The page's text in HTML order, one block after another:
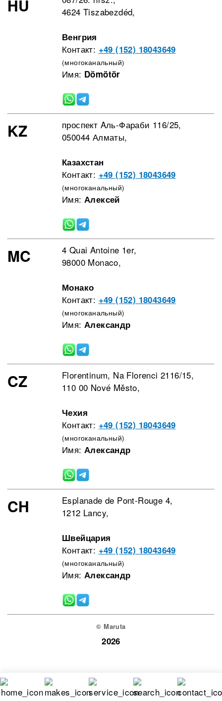
HU
4624 Tiszabezdéd,
Венгрия
Контакт: +49 (152) 18043649
(многоканальный)
Имя: Dömötör
KZ
проспект Aль-Фараби 116/25,
050044 Алматы,
Казахстан
Контакт: +49 (152) 18043649
(многоканальный)
Имя: Алексей
MC
4 Quai Antoine 1er,
98000 Monaco,
Монако
Контакт: +49 (152) 18043649
(многоканальный)
Имя: Александр
CZ
Florentinum, Na Florenci 2116/15,
110 00 Nové Město,
Чехия
Контакт: +49 (152) 18043649
(многоканальный)
Имя: Александр
CH
Esplanade de Pont-Rouge 4,
1212 Lancy,
Швейцария
Контакт: +49 (152) 18043649
(многоканальный)
Имя: Александр
© Maruta
2026